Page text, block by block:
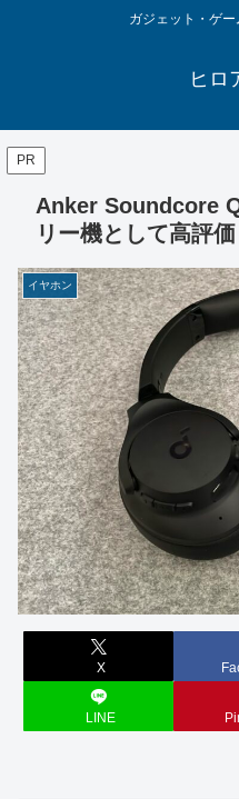
ガジェット・ゲ
ヒロ
PR
Anker Soundcore
リー機として高評価
イヤホン
X
LINE